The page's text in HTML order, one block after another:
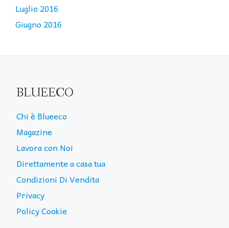
Luglio 2016
Giugno 2016
BLUEECO
Chi è Blueeco
Magazine
Lavora con Noi
Direttamente a casa tua
Condizioni Di Vendita
Privacy
Policy Cookie